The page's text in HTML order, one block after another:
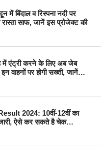
में बिंदाल व रिस्पना नदी पर
साफ, जानें इस प्रोजेक्ट की
में एंट्री करने के लिए अब जेब
वाहनों पर होगी सख्ती, जानें…
2024: 10वीं-12वीं का
जारी, ऐसे कर सकते है चेक…